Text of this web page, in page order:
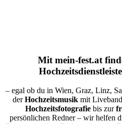
Mit mein-fest.at
– egal ob du in Wien, Graz, Linz,
derHochzeitsmusikmit
Hochzeitsfotografiebis zur
persönlichen Redner – wir helfen